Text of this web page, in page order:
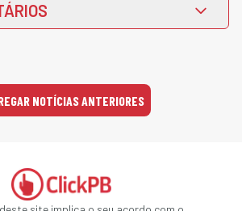
NOTÍCIAS ANTERIORES